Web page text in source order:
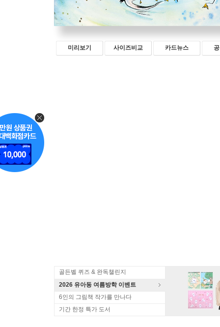
미리보기 사이즈비교 카드뉴스
골든벨 퀴즈 & 완독챌린지
2026 유아동 여름방학 이벤트
6인의 그림책 작가를 만나다
기간 한정 특가 도서